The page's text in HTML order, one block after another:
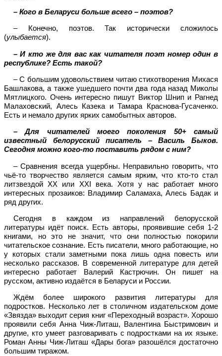
– Кого в Беларуси больше всего – поэтов?
– Конечно, поэтов. Так исторически сложилось
(улыбается).
– И кто же для вас как читателя поэт номер один в
республике? Есть такой?
– С большим удовольствием читаю стихотворения Михася
Башлакова, а также ушедшего почти два года назад Миколы
Мятлицкого. Очень интересно пишут Виктор Шнип и Рагнед
Малаховский, Алесь Казека и Тамара Краснова-Гусаченко.
Есть и немало других ярких самобытных авторов.
– Для читателей моего поколения 50+ самый
известный белорусский писатель – Василь Быков.
Сегодня можно кого-то поставить рядом с ним?
– Сравнения всегда ущербны. Неправильно говорить, что
чьё-то творчество является самым ярким, что кто-то стал
литзвездой ХХ или ХХI века. Хотя у нас работает много
интересных прозаиков: Владимир Саламаха, Алесь Бадак и
ряд других.
Сегодня в каждом из направлений белорусской
литературы идёт поиск. Есть авторы, проявившие себя 1-2
книгами, но это не значит, что они полностью покорили
читательское сознание. Есть писатели, много работающие, но
у которых стали заметными пока лишь одна повесть или
несколько рассказов. В современной литературе для детей
интересно работает Валерий Кастрючин. Он пишет на
русском, активно издаётся в Беларуси и России.
Ждём более широкого развития литературы для
подростков. Несколько лет в столичном издательском доме
«Звязда» выходит серия книг «Переходный возраст». Хорошо
проявили себя Анна Чиж-Литаш, Валентина Быстримович и
другие, кто умеет разговаривать с подростками на их языке.
Роман Анны Чиж-Литаш «Дары бога» разошёлся достаточно
большим тиражом.